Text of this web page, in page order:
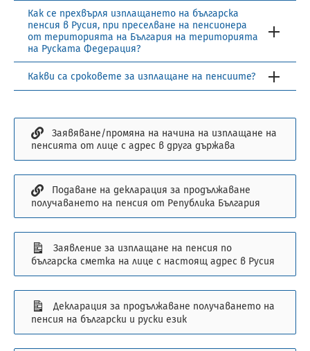
Как се прехвърля изплащането на българска
пенсия в Русия, при преселване на пенсионера
от територията на България на територията
на Руската Федерация?
Какви са сроковете за изплащане на пенсиите?
Заявяване/промяна на начина на изплащане на
пенсията от лице с адрес в друга държава
Подаване на декларация за продължаване
получаването на пенсия от Република България
Заявление за изплащане на пенсия по
българска сметка на лице с настоящ адрес в Русия
Декларация за продължаване получаването на
пенсия на български и руски език